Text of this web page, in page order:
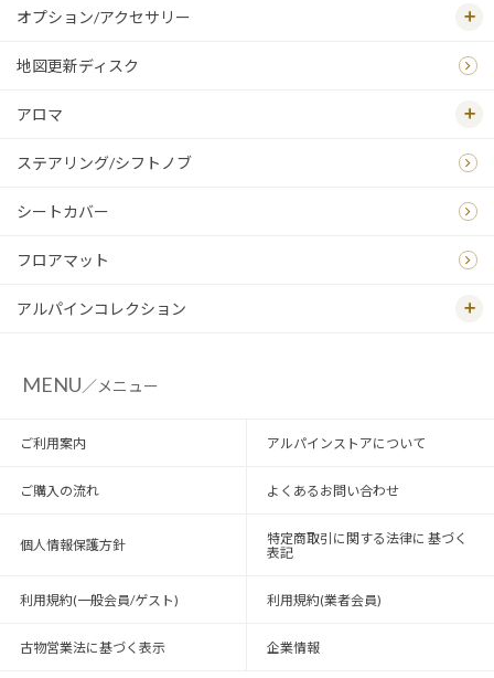
オプション/アクセサリー
地図更新ディスク
アロマ
ステアリング/シフトノブ
シートカバー
フロアマット
アルパインコレクション
MENU／メニュー
ご利用案内 アルパインストアについて
ご購入の流れ よくあるお問い合わせ
個人情報保護方針
特定商取引に関する法律に 基づく
表記
利用規約(一般会員/ゲスト) 利用規約(業者会員)
古物営業法に基づく表示 企業情報